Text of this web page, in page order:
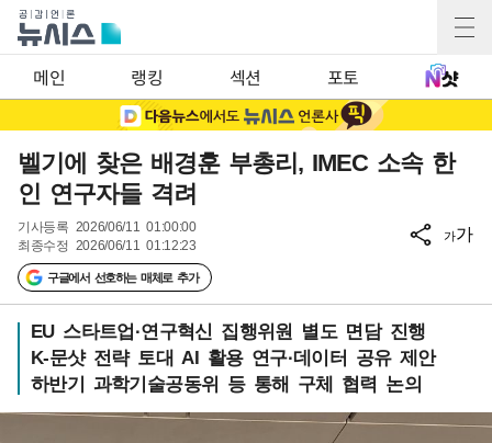
메인 랭킹 섹션 포토
벨기에 찾은 배경훈 부총리, IMEC 소속 한
인 연구자들 격려
기사등록 2026/06/11 01:00:00
최종수정 2026/06/11 01:12:23
구글에서 선호하는 매체로 추가
가가
EU 스타트업·연구혁신 집행위원 별도 면담 진행
K-문샷 전략 토대 AI 활용 연구·데이터 공유 제안
하반기 과학기술공동위 등 통해 구체 협력 논의